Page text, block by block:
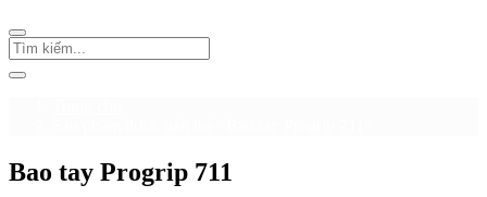
Bao tay Progrip 711